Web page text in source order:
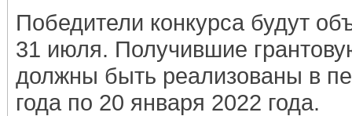
Победители конкурса будут
31 июля. Получившие
должны быть реализованы в
года по 20 января 2022 года.